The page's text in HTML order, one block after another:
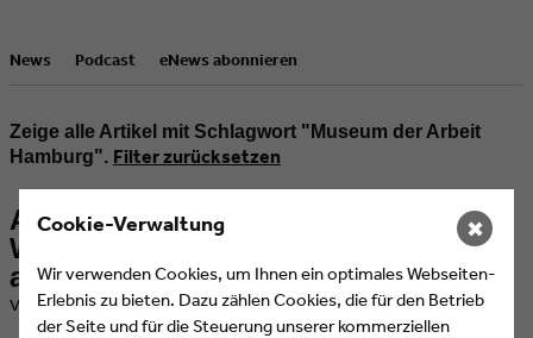
News Podcast eNews abonnieren
Zeige alle Artikel mit Schlagwort "Museum der Arbeit
Hamburg". Filter zurücksetzen
Ausstellungstipp: "OUT OF OFFICE.
Wenn Roboter und KI für uns
arbeiten"
​Veröffentlicht am 29.03.2019 von Eyes & Ears of Europe
Cookie-Verwaltung
Wir verwenden Cookies, um Ihnen ein optimales Webseiten-
Erlebnis zu bieten. Dazu zählen Cookies, die für den Betrieb
der Seite und für die Steuerung unserer kommerziellen
✖